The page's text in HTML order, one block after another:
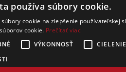
Tr..
používa súbory cookie.
cookie na zlepšenie používateľskej
cookie. Prečítať viac
VÝKONNOSŤ
CIELENIE